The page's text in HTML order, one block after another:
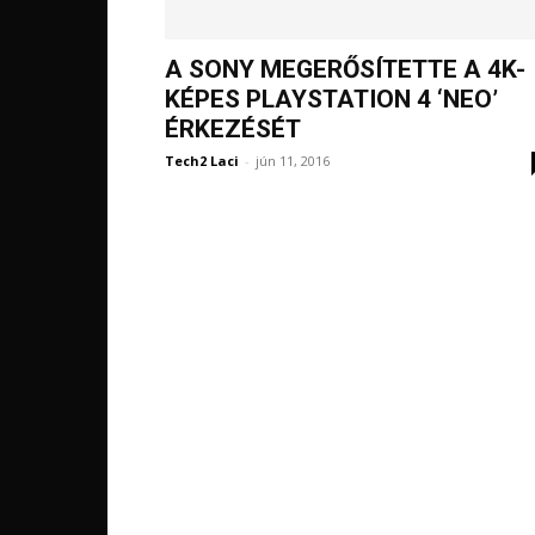
A SONY MEGERŐSÍTETTE A 4K-
KÉPES PLAYSTATION 4 ‘NEO’
ÉRKEZÉSÉT
Tech2 Laci - jún 11, 2016